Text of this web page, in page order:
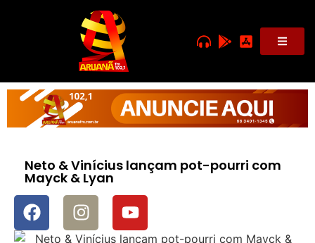
Neto & Vinícius lançam pot-pourri com
Mayck & Lyan